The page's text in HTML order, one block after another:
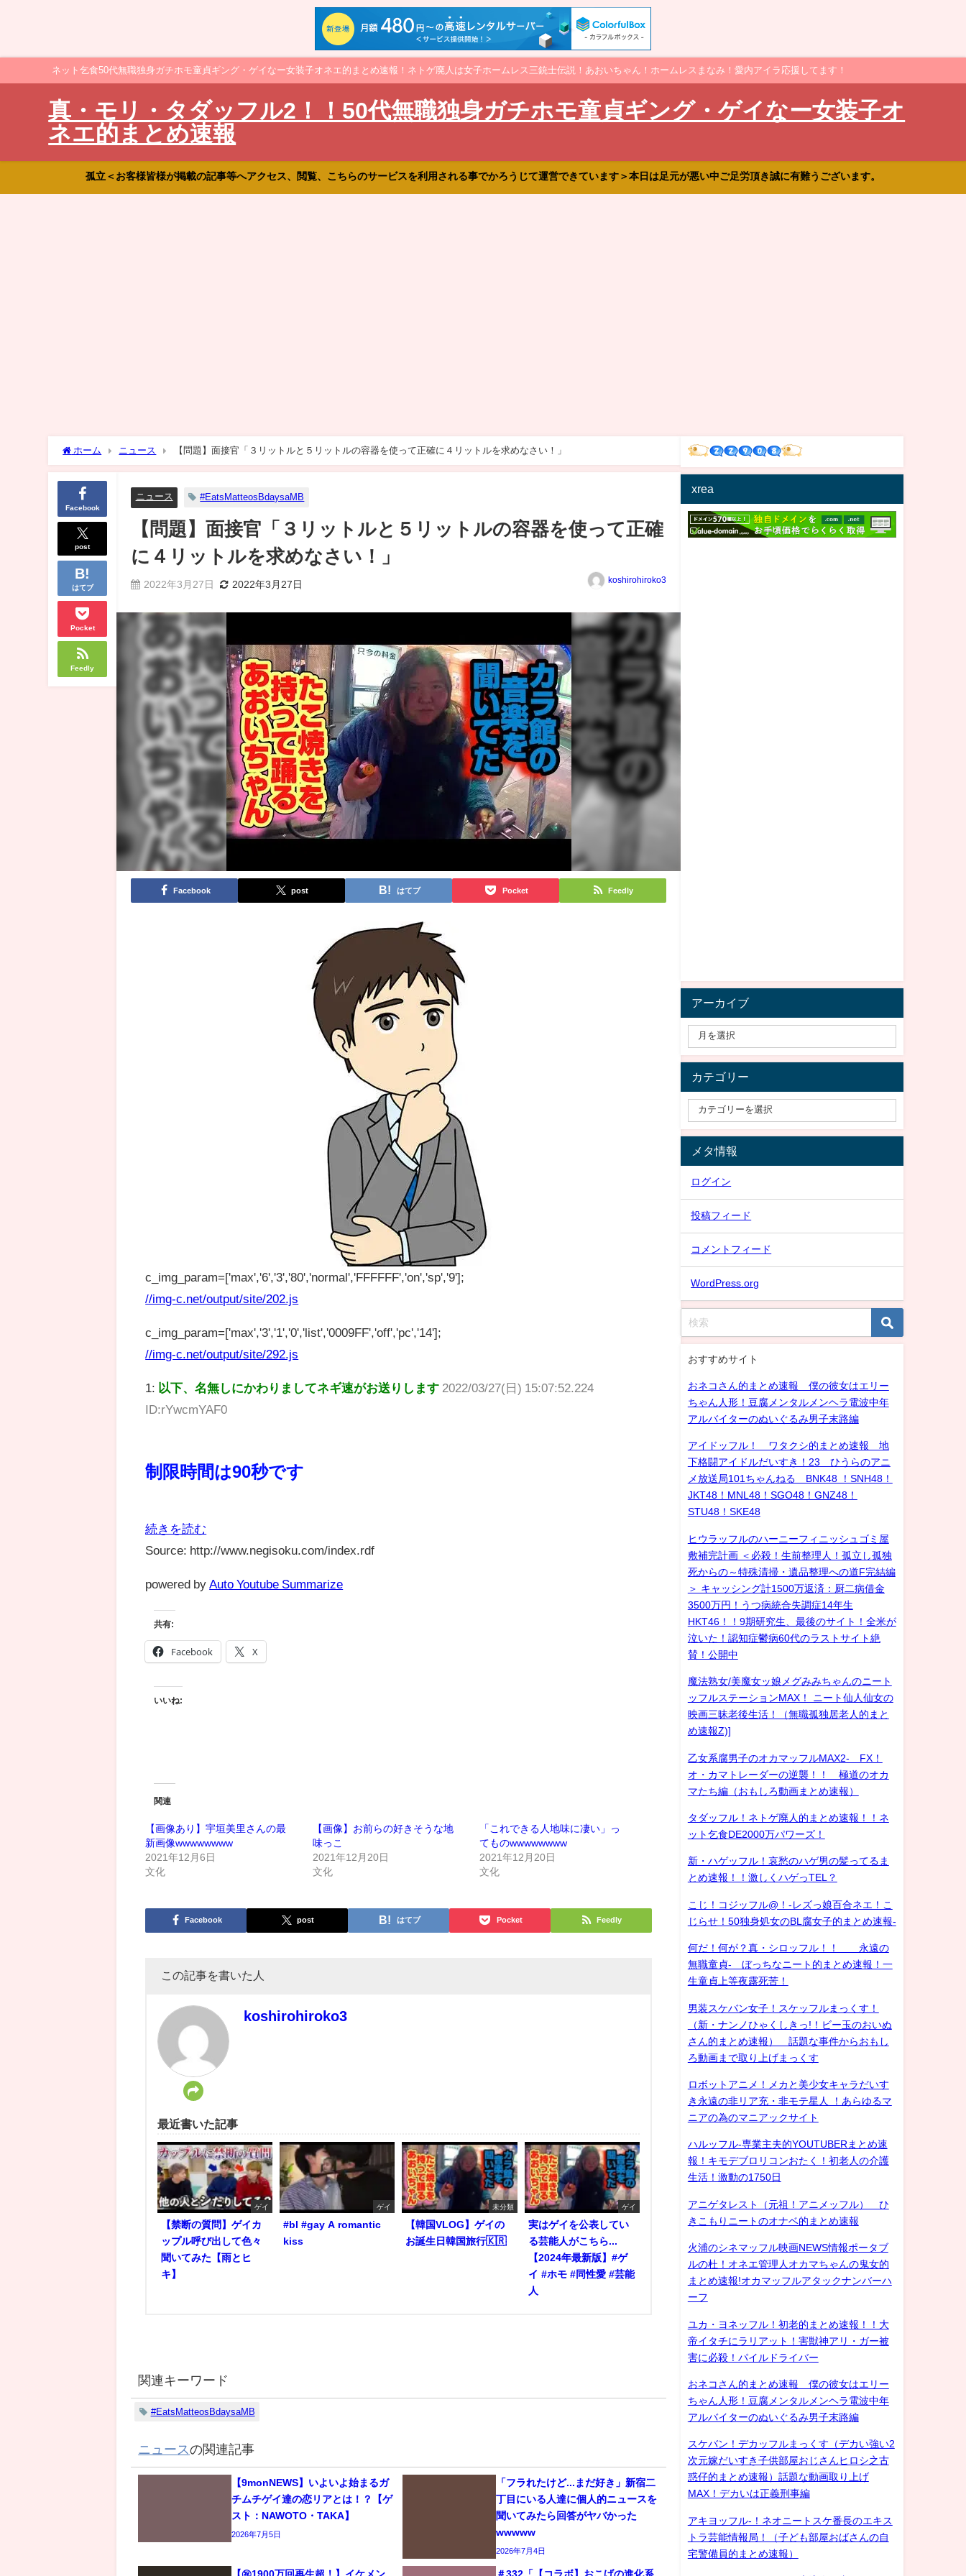
ネット乞食50代無職独身ガチホモ童貞ギング・ゲイなー女装子オネエ的まとめ速報！ネトゲ廃人は女子ホームレス三銃士伝説！あおいちゃん！ホームレスまなみ！愛内アイラ応援してます！
真・モリ・タダッフル2！！50代無職独身ガチホモ童貞ギング・ゲイなー女装子オ
ネエ的まとめ速報
孤立＜お客様皆様が掲載の記事等へアクセス、閲覧、こちらのサービスを利用される事でかろうじて運営できています＞本日は足元が悪い中ご足労頂き誠に有難うございます。
ホーム ニュース 【問題】面接官「３リットルと５リットルの容器を使って正確に４リットルを求めなさい！」
Facebook
post
はてブ
Pocket
Feedly
ニュース #EatsMatteosBdaysaMB
【問題】面接官「３リットルと５リットルの容器を使って正確
に４リットルを求めなさい！」
2022年3月27日 2022年3月27日 koshirohiroko3
Facebook post はてブ Pocket Feedly
c_img_param=['max','6','3','80','normal','FFFFFF','on','sp','9'];
//img-c.net/output/site/202.js
c_img_param=['max','3','1','0','list','0009FF','off','pc','14'];
//img-c.net/output/site/292.js
1: 以下、名無しにかわりましてネギ速がお送りします 2022/03/27(日) 15:07:52.224
ID:rYwcmYAF0
制限時間は90秒です
続きを読む
Source: http://www.negisoku.com/index.rdf
powered by Auto Youtube Summarize
共有:
Facebook X
いいね:
関連
【画像あり】宇垣美里さんの最
新画像wwwwwwww
2021年12月6日
文化
【画像】お前らの好きそうな地
味っこ
2021年12月20日
文化
「これできる人地味に凄い」っ
てものwwwwwwww
2021年12月20日
文化
Facebook post はてブ Pocket Feedly
この記事を書いた人
koshirohiroko3
最近書いた記事
ゲイ
【禁断の質問】ゲイカ
ップル呼び出して色々
聞いてみた【雨とヒ
キ】
ゲイ
#bl #gay A romantic
kiss
未分類
【韓国VLOG】ゲイの
お誕生日韓国旅行🇰🇷
ゲイ
実はゲイを公表してい
る芸能人がこちら...
【2024年最新版】#ゲ
イ #ホモ #同性愛 #芸能
人
関連キーワード
#EatsMatteosBdaysaMB
ニュースの関連記事
【9monNEWS】いよいよ始まるガ
チムチゲイ達の恋リアとは！？【ゲ
スト：NAWOTO・TAKA】
2026年7月5日
「フラれたけど...まだ好き」新宿二
丁目にいる人達に個人的ニュースを
聞いてみたら回答がヤバかった
wwwww
2026年7月4日
xrea
アーカイブ
カテゴリー
メタ情報
ログイン
投稿フィード
コメントフィード
WordPress.org
おすすめサイト
おネコさん的まとめ速報 僕の彼女はエリー
ちゃん人形！豆腐メンタルメンヘラ電波中年
アルバイターのぬいぐるみ男子末路編
アイドッフル！ ワタクシ的まとめ速報 地
下格闘アイドルだいすき！23 ひうらのアニ
メ放送局101ちゃんねる BNK48 ！SNH48！
JKT48！MNL48！SGO48！GNZ48！
STU48！SKE48
ヒウラッフルのハーニーフィニッシュゴミ屋
敷補完計画 ＜必殺！生前整理人！孤立し孤独
死からの～特殊清掃・遺品整理への道F完結編
＞ キャッシング計1500万返済：厨二病借金
3500万円！うつ病統合失調症14年生
HKT46！！9期研究生、最後のサイト！全米が
泣いた！認知症鬱病60代のラストサイト絶
賛！公開中
魔法熟女/美魔女ッ娘メグみみちゃんのニート
ッフルステーションMAX！ ニート仙人仙女の
映画三昧老後生活！（無職孤独居老人的まと
め速報Z)]
乙女系腐男子のオカマッフルMAX2- FX！
オ・カマトレーダーの逆襲！！ 極道のオカ
マたち編（おもしろ動画まとめ速報）
タダッフル！ネトゲ廃人的まとめ速報！！ネ
ット乞食DE2000万パワーズ！
新・ハゲッフル！哀愁のハゲ男の髪ってるま
とめ速報！！激しくハゲっTEL？
こじ！コジッフル@！-レズっ娘百合ネエ！こ
じらせ！50独身処女のBL腐女子的まとめ速報-
何だ！何が？真・シロッフル！！ 永遠の
無職童貞- ぼっちなニート的まとめ速報！一
生童貞上等夜露死苦！
男装スケバン女子！スケッフルまっくす！
（新・ナンノひゃくしきっ!！ビー玉のおいぬ
さん的まとめ速報） 話題な事件からおもし
ろ動画まで取り上げまっくす
ロボットアニメ！メカと美少女キャラだいす
き永遠の非リア充・非モテ星人 ！あらゆるマ
ニアの為のマニアックサイト
ハルッフル-専業主夫的YOUTUBERまとめ速
報！キモデブロリコンおたく！初老人の介護
生活！激動の1750日
アニゲタレスト（元祖！アニメッフル） ひ
きこもりニートのオナベ的まとめ速報
火浦のシネマッフル映画NEWS情報ポータブ
ルの杜！オネエ管理人オカマちゃんの鬼女的
まとめ速報!オカマッフルアタックナンバーハ
ーフ
ユカ・ヨネッフル！初老的まとめ速報！！大
帝イタチにラリアット！害獣神アリ・ガー被
害に必殺！パイルドライバー
おネコさん的まとめ速報 僕の彼女はエリー
ちゃん人形！豆腐メンタルメンヘラ電波中年
アルバイターのぬいぐるみ男子末路編
スケバン！デカッフルまっくす（デカい強い2
次元嫁だいすき子供部屋おじさんヒロシ之古
惑仔的まとめ速報）話題な動画取り上げ
MAX！デカいは正義刑事編
アキヨッフル-！ネオニートスケ番長のエキス
トラ芸能情報局！（子ども部屋おばさんの自
宅警備員的まとめ速報）